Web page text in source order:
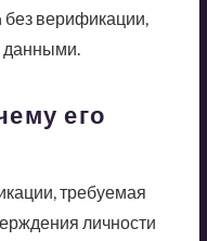
без верификации,
данными.
его
требуемая
личности